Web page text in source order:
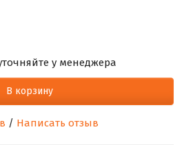
у менеджера
В корзину
/ Написать отзыв